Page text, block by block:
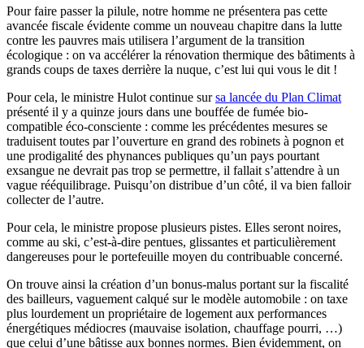
Pour faire passer la pilule, notre homme ne présentera pas cette
avancée fiscale évidente comme un nouveau chapitre dans la lutte
contre les pauvres mais utilisera l’argument de la transition
écologique : on va accélérer la rénovation thermique des bâtiments à
grands coups de taxes derrière la nuque, c’est lui qui vous le dit !
Pour cela, le ministre Hulot continue sursa lancée du Plan Climat
présenté il y a quinze jours dans une bouffée de fumée bio-
compatible éco-consciente : comme les précédentes mesures se
traduisent toutes par l’ouverture en grand des robinets à pognon et
une prodigalité des phynances publiques qu’un pays pourtant
exsangue ne devrait pas trop se permettre, il fallait s’attendre à un
vague rééquilibrage. Puisqu’on distribue d’un côté, il va bien falloir
collecter de l’autre.
Pour cela, le ministre propose plusieurs pistes. Elles seront noires,
comme au ski, c’est-à-dire pentues, glissantes et particulièrement
dangereuses pour le portefeuille moyen du contribuable concerné.
On trouve ainsi la création d’un bonus-malus portant sur la fiscalité
des bailleurs, vaguement calqué sur le modèle automobile : on taxe
plus lourdement un propriétaire de logement aux performances
énergétiques médiocres (mauvaise isolation, chauffage pourri, …)
que celui d’une bâtisse aux bonnes normes. Bien évidemment, on